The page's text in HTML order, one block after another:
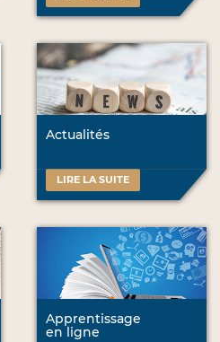
Actualités
LIRE LA SUITE
Apprentissage
en ligne